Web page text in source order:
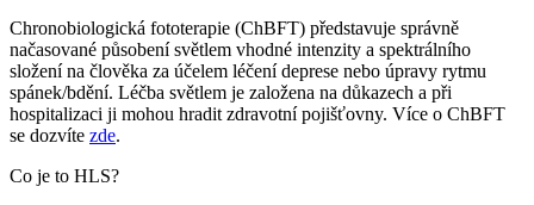
Chronobiologická fototerapie (ChBFT) představuje správně
načasované působení světlem vhodné intenzity a spektrálního
složení na člověka za účelem léčení deprese nebo úpravy rytmu
spánek/bdění. Léčba světlem je založena na důkazech a při
hospitalizaci ji mohou hradit zdravotní pojišťovny. Více o ChBFT
se dozvíte zde.
Co je to HLS?